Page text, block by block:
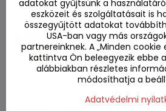
Tom Yum
100g
Készleten
560 Ft
Garnélarák leves
adatokat gyűjtsünk a
eszközeit és szolgáltatásait is
összegyűjtött adatokat
USA-ban vagy más
partnereinknek. A „Minden
kattintva Ön beleegyezik ebbe
alábbiakban részletes
módosíthatja a
Adatvédelmi